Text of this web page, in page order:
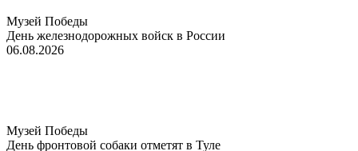
Музей Победы
День железнодорожных войск в России
06.08.2026
Музей Победы
День фронтовой собаки отметят в Туле